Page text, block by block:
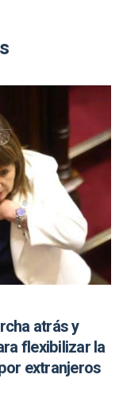
atrás y
flexibilizar la
extranjeros